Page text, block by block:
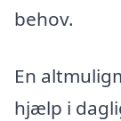
behov.
En
hjælp i